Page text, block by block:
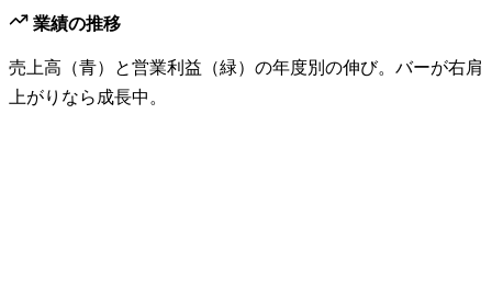
業績の推移
売上高（青）と営業利益（緑）の年度別の伸び。バーが右肩
上がりなら成長中。